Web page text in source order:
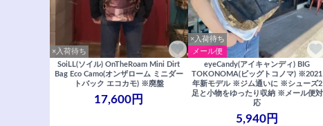
×入荷待ち
SoiLL(ソイル) OnTheRoam Mini Dirt
Bag Eco Camo(オンザローム ミニダー
トバック エコカモ) ※廃盤
17,600円
×入荷待ち
メール便
eyeCandy(アイキャンディ) BIG
TOKONOMA(ビッグトコノマ) ※2021
年新モデル ※ジム通いに ※シューズ2
足と小物をゆったり収納 ※メール便対
応
5,940円